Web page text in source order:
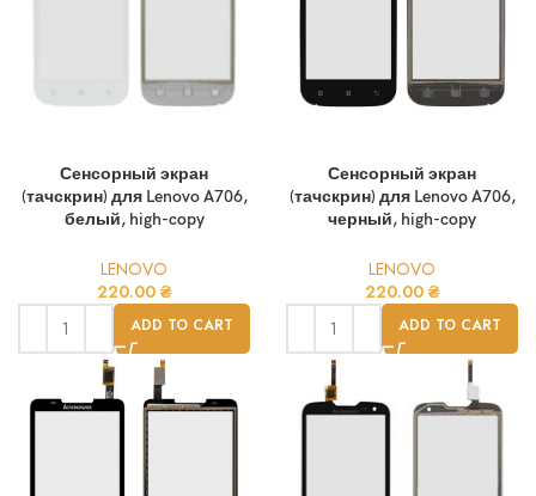
Сенсорный экран
(тачскрин) для Lenovo A706,
белый, high-copy
LENOVO
220.00 ₴
ADD TO CART
Сенсорный экран
(тачскрин) для Lenovo A706,
черный, high-copy
LENOVO
220.00 ₴
ADD TO CART